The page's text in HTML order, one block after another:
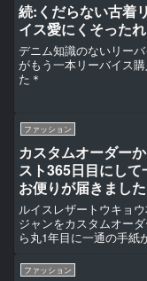
続:くだらない古着
イス愛にくそったれ
デニム知識のないリー
がもう一本リーバイス
た＊
ファッション
カスタムオーダー
スト365日目にして
お便りが届きました
ルイスレザートウキョ
ジャンをカスタムオー
ら丸1年目に一通の手紙
ファッション